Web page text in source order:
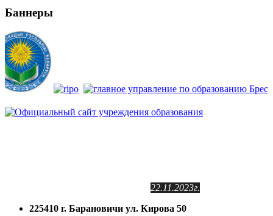
Баннеры
22.11.2023г.
225410 г. Барановичи ул. Кирова 50